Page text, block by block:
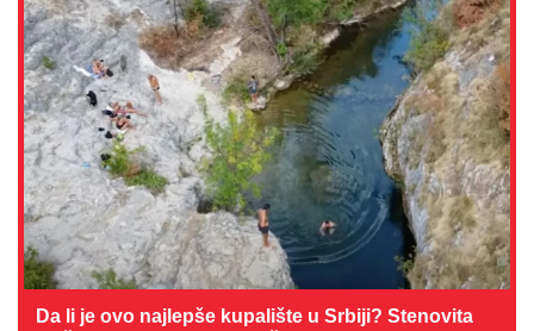
Da li je ovo najlepše kupalište u Srbiji? Stenovita